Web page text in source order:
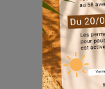
encore la
nouvelles
nouveaux
appelés «